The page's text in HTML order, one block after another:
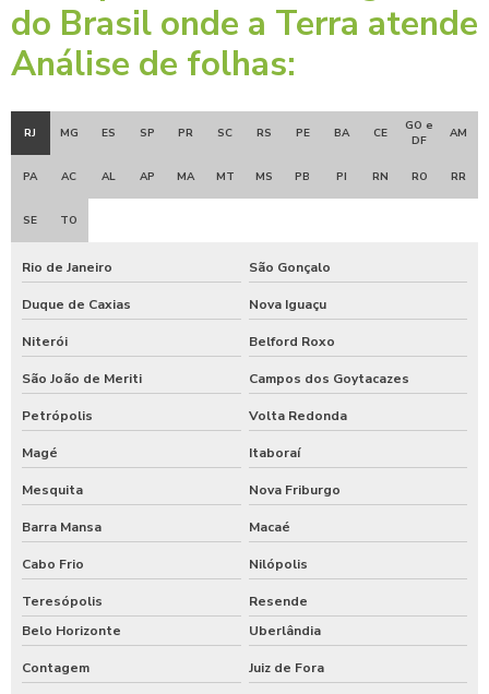
do Brasil onde a Terra atende
Análise de folhas:
RJ MG ES SP PR SC RS PE BA CE
GO e
DF
AM
PA AC AL AP MA MT MS PB PI RN RO RR
SE TO
Rio de Janeiro São Gonçalo
Duque de Caxias Nova Iguaçu
Niterói Belford Roxo
São João de Meriti Campos dos Goytacazes
Petrópolis Volta Redonda
Magé Itaboraí
Mesquita Nova Friburgo
Barra Mansa Macaé
Cabo Frio Nilópolis
Teresópolis
Resende
Belo Horizonte
Uberlândia
Contagem Juiz de Fora